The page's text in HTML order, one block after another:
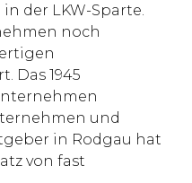
der LKW-Sparte.
noch
Das 1945
und
in Rodgau hat
von fast